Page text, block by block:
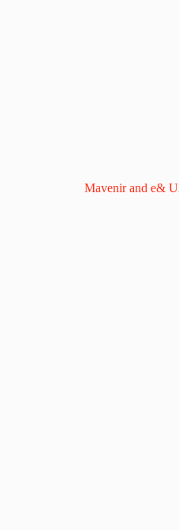
Mavenir and e&